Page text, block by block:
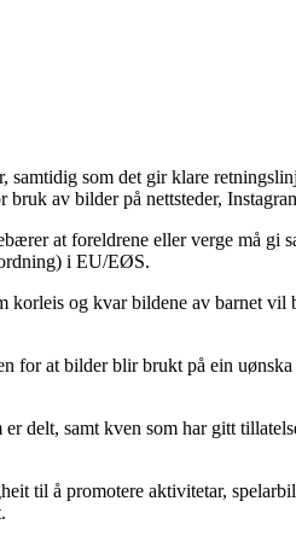
som det gir klare
av bilder på nettsteder,
at foreldrene eller verge må
i EU/EØS.
og kvar bildene av barnet
for at bilder blir brukt på ein
delt, samt kven som har gitt
til å promotere aktivitetar,